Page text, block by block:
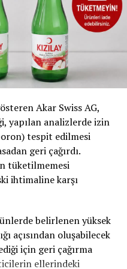
Akar Swiss AG,
yapılan analizlerde izin
tespit edilmesi
geri çağırdı.
tüketilmemesi
ihtimaline karşı
belirlenen yüksek
açısından oluşabilecek
için geri çağırma
ellerindeki